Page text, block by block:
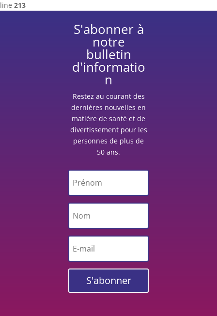
line 213
S'abonner à
notre
bulletin
d'informatio
n
Restez au courant des
dernières nouvelles en
matière de santé et de
divertissement pour les
personnes de plus de
50 ans.
S'abonner